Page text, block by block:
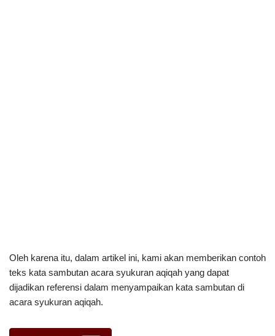
Oleh karena itu, dalam artikel ini, kami akan memberikan contoh
teks kata sambutan acara syukuran aqiqah yang dapat
dijadikan referensi dalam menyampaikan kata sambutan di
acara syukuran aqiqah.